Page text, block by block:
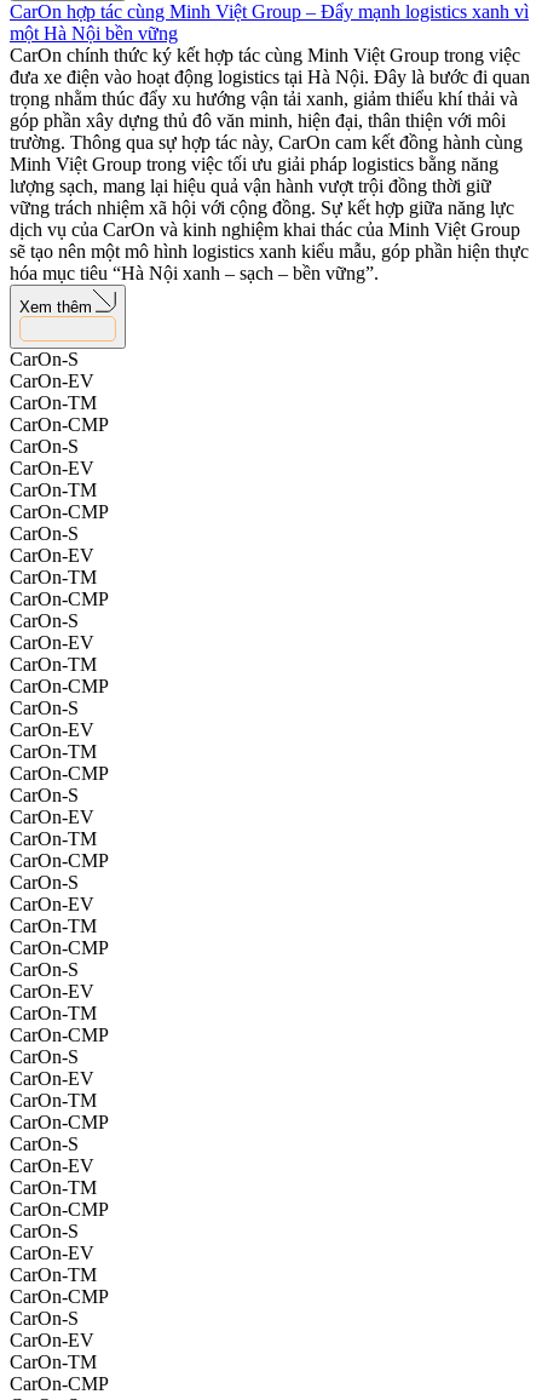
CarOn hợp tác cùng Minh Việt Group – Đẩy mạnh logistics xanh vì
một Hà Nội bền vững
CarOn chính thức ký kết hợp tác cùng Minh Việt Group trong việc
đưa xe điện vào hoạt động logistics tại Hà Nội. Đây là bước đi quan
trọng nhằm thúc đẩy xu hướng vận tải xanh, giảm thiểu khí thải và
góp phần xây dựng thủ đô văn minh, hiện đại, thân thiện với môi
trường. Thông qua sự hợp tác này, CarOn cam kết đồng hành cùng
Minh Việt Group trong việc tối ưu giải pháp logistics bằng năng
lượng sạch, mang lại hiệu quả vận hành vượt trội đồng thời giữ
vững trách nhiệm xã hội với cộng đồng. Sự kết hợp giữa năng lực
dịch vụ của CarOn và kinh nghiệm khai thác của Minh Việt Group
sẽ tạo nên một mô hình logistics xanh kiểu mẫu, góp phần hiện thực
hóa mục tiêu “Hà Nội xanh – sạch – bền vững”.
Xem thêm
CarOn-S
CarOn-EV
CarOn-TM
CarOn-CMP
CarOn-S
CarOn-EV
CarOn-TM
CarOn-CMP
CarOn-S
CarOn-EV
CarOn-TM
CarOn-CMP
CarOn-S
CarOn-EV
CarOn-TM
CarOn-CMP
CarOn-S
CarOn-EV
CarOn-TM
CarOn-CMP
CarOn-S
CarOn-EV
CarOn-TM
CarOn-CMP
CarOn-S
CarOn-EV
CarOn-TM
CarOn-CMP
CarOn-S
CarOn-EV
CarOn-TM
CarOn-CMP
CarOn-S
CarOn-EV
CarOn-TM
CarOn-CMP
CarOn-S
CarOn-EV
CarOn-TM
CarOn-CMP
CarOn-S
CarOn-EV
CarOn-TM
CarOn-CMP
CarOn-S
CarOn-EV
CarOn-TM
CarOn-CMP